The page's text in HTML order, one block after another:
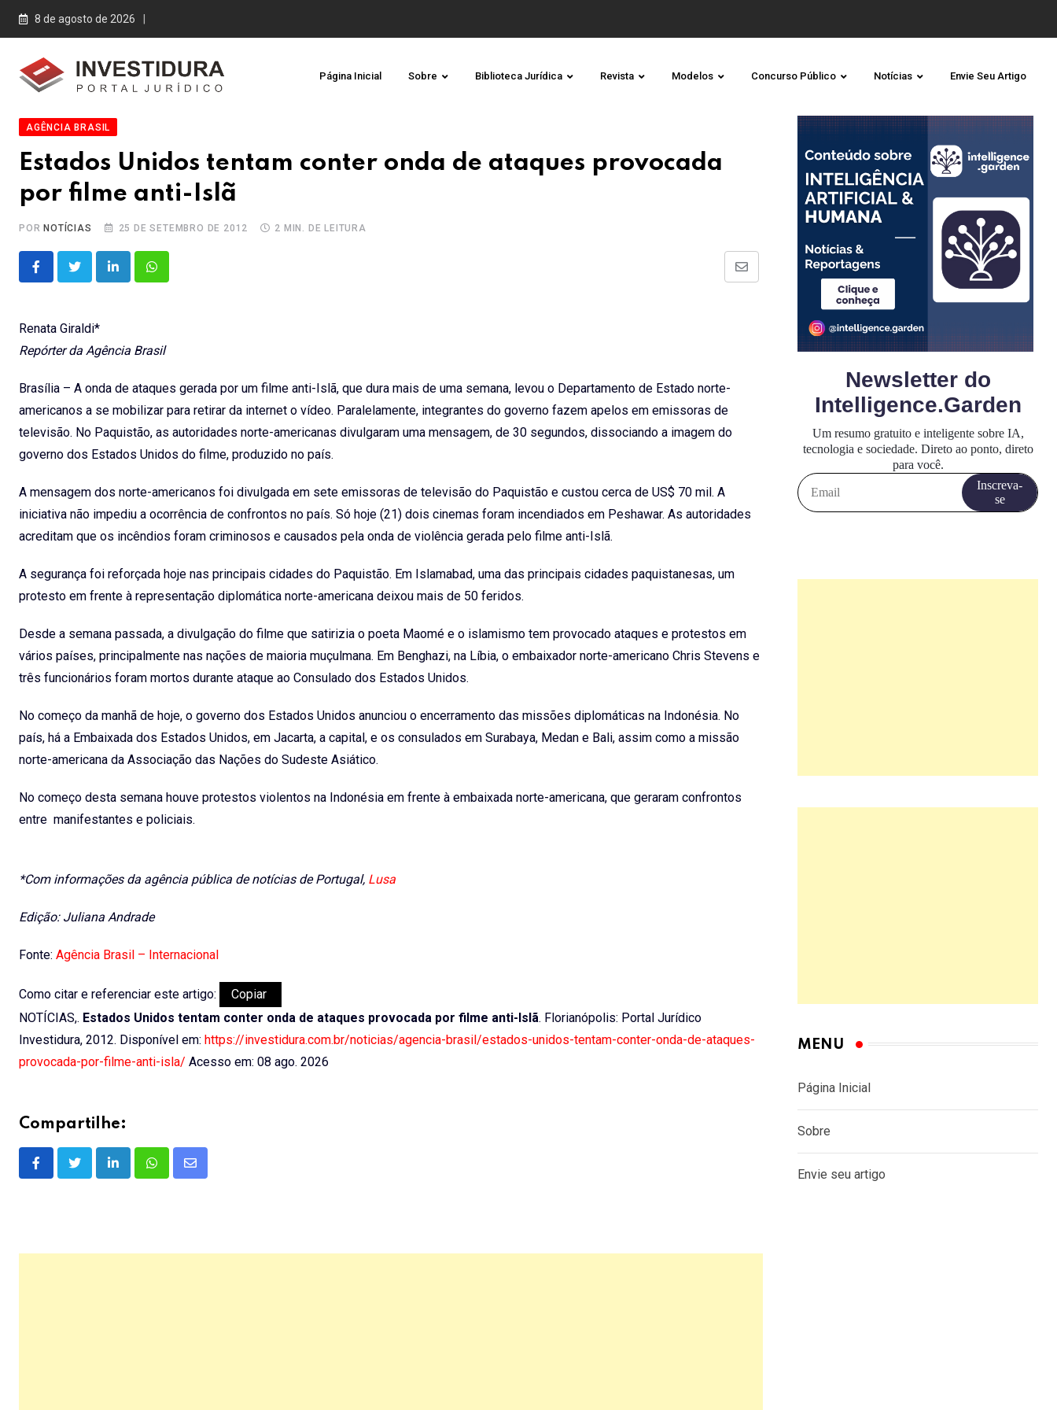
Skip
8 de agosto de 2026
Página Inicial Sobre Biblioteca Jurídica Revista Modelos Concurso Público Notícias Envie Seu Artigo
AGÊNCIA BRASIL
Estados Unidos tentam conter onda de ataques provocada
por filme anti-Islã
PORNOTÍCIAS 25 DE SETEMBRO DE 2012 2 MIN. DE LEITURA
LinkedInWhatsapp
Share
Renata Giraldi*
Repórter da Agência Brasil
Brasília – A onda de ataques gerada por um filme anti-Islã, que dura mais de uma semana, levou o Departamento de Estado norte-
americanos a se mobilizar para retirar da internet o vídeo. Paralelamente, integrantes do governo fazem apelos em emissoras de
televisão. No Paquistão, as autoridades norte-americanas divulgaram uma mensagem, de 30 segundos, dissociando a imagem do
governo dos Estados Unidos do filme, produzido no país.
A mensagem dos norte-americanos foi divulgada em sete emissoras de televisão do Paquistão e custou cerca de US$ 70 mil. A
iniciativa não impediu a ocorrência de confrontos no país. Só hoje (21) dois cinemas foram incendiados em Peshawar. As autoridades
acreditam que os incêndios foram criminosos e causados pela onda de violência gerada pelo filme anti-Islã.
A segurança foi reforçada hoje nas principais cidades do Paquistão. Em Islamabad, uma das principais cidades paquistanesas, um
protesto em frente à representação diplomática norte-americana deixou mais de 50 feridos.
Desde a semana passada, a divulgação do filme que satirizia o poeta Maomé e o islamismo tem provocado ataques e protestos em
vários países, principalmente nas nações de maioria muçulmana. Em Benghazi, na Líbia, o embaixador norte-americano Chris Stevens e
três funcionários foram mortos durante ataque ao Consulado dos Estados Unidos.
No começo da manhã de hoje, o governo dos Estados Unidos anunciou o encerramento das missões diplomáticas na Indonésia. No
país, há a Embaixada dos Estados Unidos, em Jacarta, a capital, e os consulados em Surabaya, Medan e Bali, assim como a missão
norte-americana da Associação das Nações do Sudeste Asiático.
No começo desta semana houve protestos violentos na Indonésia em frente à embaixada norte-americana, que geraram confrontos
entre manifestantes e policiais.
*Com informações da agência pública de notícias de Portugal, Lusa
Edição: Juliana Andrade
Fonte: Agência Brasil – Internacional
Como citar e referenciar este artigo:
Copiar
NOTÍCIAS,. Estados Unidos tentam conter onda de ataques provocada por filme anti-Islã. Florianópolis: Portal Jurídico
Investidura, 2012. Disponível em: https://investidura.com.br/noticias/agencia-brasil/estados-unidos-tentam-conter-onda-de-ataques-
provocada-por-filme-anti-isla/ Acesso em: 08 ago. 2026
Compartilhe:
LinkedInWhatsappShare
MENU
Página Inicial
Sobre
Envie seu artigo